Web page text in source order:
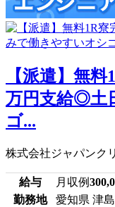
【派遣】無
万円支給◎土
ゴ...
株式会社ジャパンク
給与 月収例
勤務地
愛知県 津